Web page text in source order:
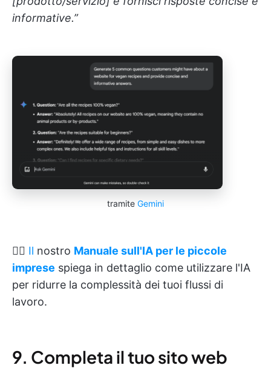
informative.”
tramite Gemini
👉🏽 Il nostro Manuale sull'IA per le piccole
imprese spiega in dettaglio come utilizzare l'IA
per ridurre la complessità dei tuoi flussi di
lavoro.
9. Completa il tuo sito web